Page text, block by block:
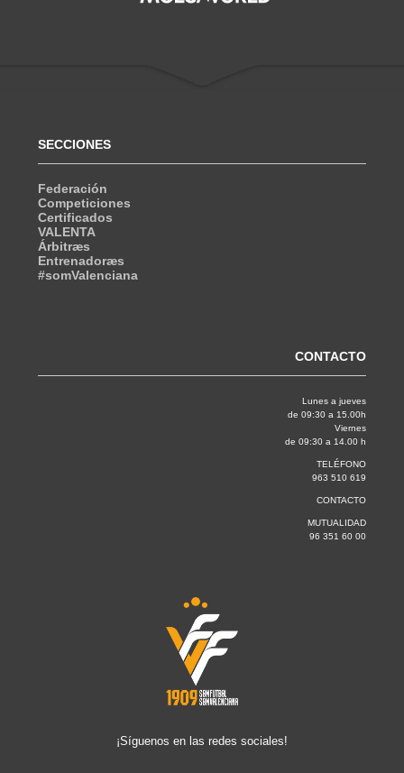
SECCIONES
Federación
Competiciones
Certificados
VALENTA
Árbitræs
Entrenadoræs
#somValenciana
CONTACTO
Lunes a jueves
de 09:30 a 15.00h
Viernes
de 09:30 a 14.00 h
TELÉFONO
963 510 619
CONTACTO
MUTUALIDAD
96 351 60 00
¡Síguenos en las redes sociales!